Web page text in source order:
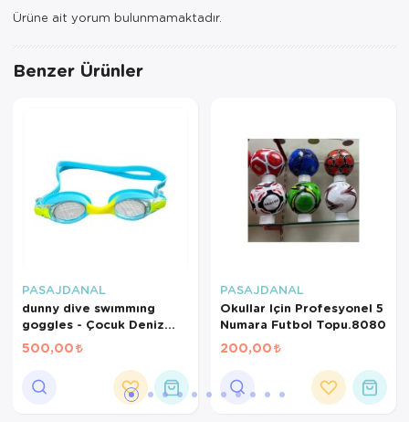
Ürüne ait yorum bulunmamaktadır.
Benzer Ürünler
PASAJDANAL
dunny dive swımmıng
goggles - Çocuk Deniz
Gözlüğü
500,00
PASAJDANAL
Okullar Için Profesyonel 5
Numara Futbol Topu.8080
200,00